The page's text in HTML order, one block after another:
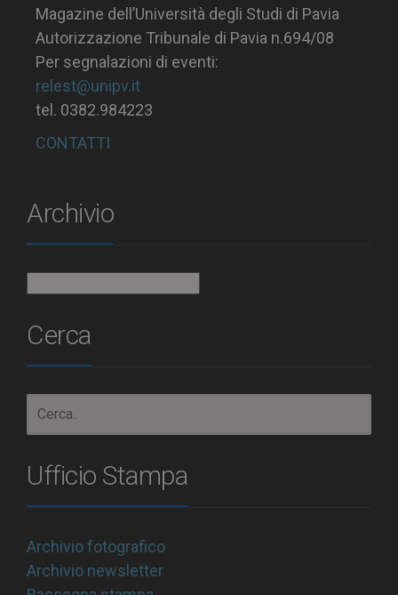
Magazine dell’Università degli Studi di Pavia
Autorizzazione Tribunale di Pavia n.694/08
Per segnalazioni di eventi:
relest@unipv.it
tel. 0382.984223
CONTATTI
Archivio
Cerca
Ufficio Stampa
Archivio fotografico
Archivio newsletter